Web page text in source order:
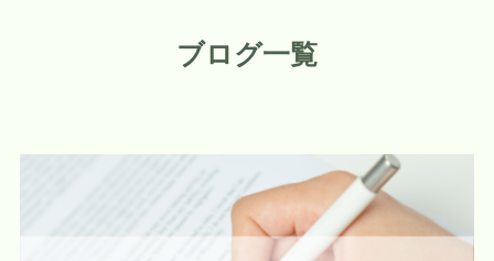
ブログ
Contact
主な料金表
Access
ブログ一覧